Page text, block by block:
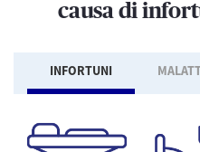
causa di
INFORTUNI